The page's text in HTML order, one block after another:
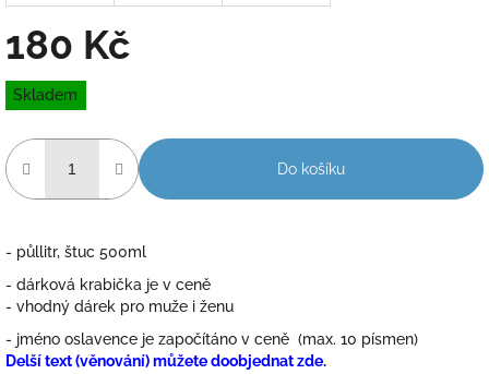
180 Kč
Měrná
cena:
Skladem
Do košíku
- půllitr, štuc 500ml
- dárková krabička je v ceně
- vhodný dárek pro muže i ženu
- jméno oslavence je započítáno v ceně (max. 10 písmen)
Delší text (věnování) můžete doobjednat zde.